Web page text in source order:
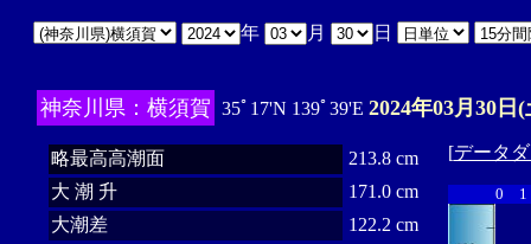
年 月 日
神奈川県：横須賀 35ﾟ17'N 139ﾟ39'E 2024年03月30日(
略最高高潮面
213.8 cm
大 潮 升
171.0 cm
大潮差
122.2 cm
[データ
0 1